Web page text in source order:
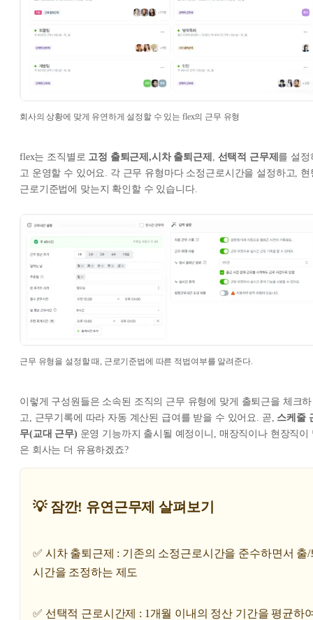
회사의 상황에 맞게 유연하게 설정할 수 있는 flex의 근무 유형
flex는 조직별로 고정 출퇴근제,시차 출퇴근제 , 선택적 근무제 를 설정
고 운영할 수 있어요. 각 근무 유형마다 소정근로시간을 설정하고, 현
근로기준법에 맞는지 확인할 수 있습니다.
근무 유형을 설정할 때, 근로기준법에 따른 적법여부를 알려준다.
이렇게 구성원들은 소속된 조직의 근무 유형에 맞게 출퇴근을 체크하
고, 근무기록에 따라 자동 계산된 급여를 받을 수 있어요. 곧, 스케줄
무(교대 근무) 운영 기능까지 출시될 예정이니, 매장직이나 현장직이
은 회사는 더 유용하겠죠?
💡 잠깐! 유연근무제 살펴보기
✅ 시차 출퇴근제 : 기존의 소정근로시간을 준수하면서 출/
시간을 조정하는 제도
✅ 선택적 근로시간제 : 1개월 이내의 정산 기간을 평균하